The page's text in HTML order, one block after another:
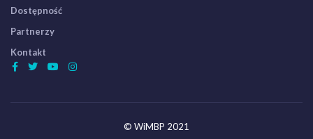
Dostępność
Partnerzy
Kontakt
© WiMBP 2021